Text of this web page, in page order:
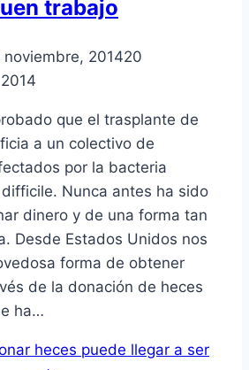
trabajo
noviembre, 201420
que el trasplante de
a un colectivo de
por la bacteria
Nunca antes ha sido
dinero y de una forma tan
Desde Estados Unidos nos
forma de obtener
de la donación de heces
ha…
heces puede llegar a ser